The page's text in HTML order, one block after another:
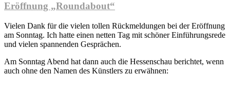
Eröffnung „Roundabout“
Vielen Dank für die vielen tollen Rückmeldungen bei der Eröffnung
am Sonntag. Ich hatte einen netten Tag mit schöner Einführungsrede
und vielen spannenden Gesprächen.
Am Sonntag Abend hat dann auch die Hessenschau berichtet, wenn
auch ohne den Namen des Künstlers zu erwähnen: